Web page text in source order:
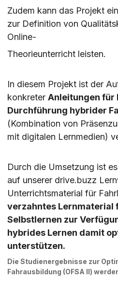
Zudem kann das Projekt
zur Definition von
Online-
Theorieunterricht leisten.
In diesem Projekt ist der
konkreter Anleitungen für
Durchführung hybrider
(Kombination von
mit digitalen Lernmedien)
Durch die Umsetzung ist
auf unserer drive.buzz
Unterrichtsmaterial für
verzahntes Lernmaterial
Selbstlernen zur
hybrides Lernen damit
unterstützen.
Die Studienergebnisse zur
Fahrausbildung (OFSA II)